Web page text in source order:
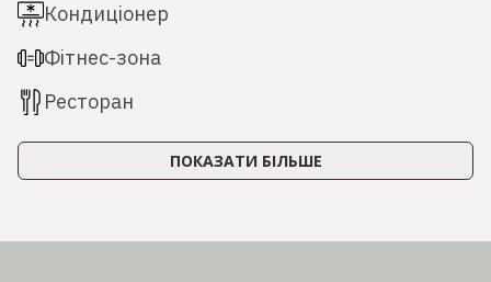
Кондиціонер
Фітнес-зона
Ресторан
ПОКАЗАТИ БІЛЬШЕ